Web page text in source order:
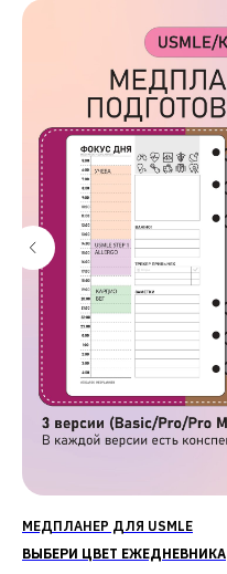
МЕДПЛАНЕР ДЛЯ USMLE
ВЫБЕРИ ЦВЕТ ЕЖЕДНЕВНИКА